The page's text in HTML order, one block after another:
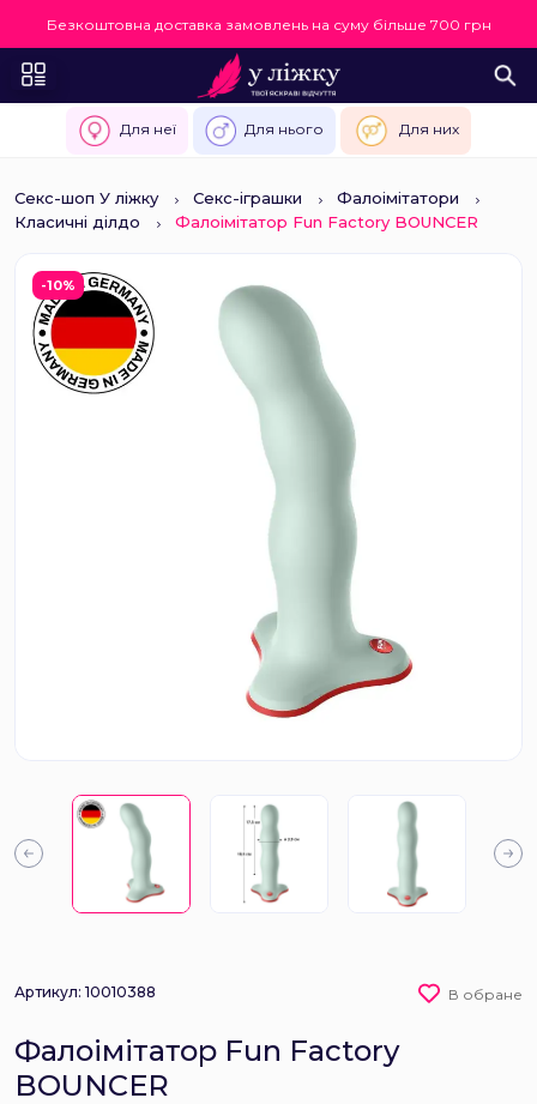
Безкоштовна доставка замовлень на суму більше 700 грн
Для неї Для нього Для них
Секс-шоп У ліжку Секс-іграшки
Фалоімітатори
Класичні ділдо
Фалоімітатор Fun Factory BOUNCER
-10%
Артикул: 10010388 В обране
Фалоімітатор Fun Factory
BOUNCER